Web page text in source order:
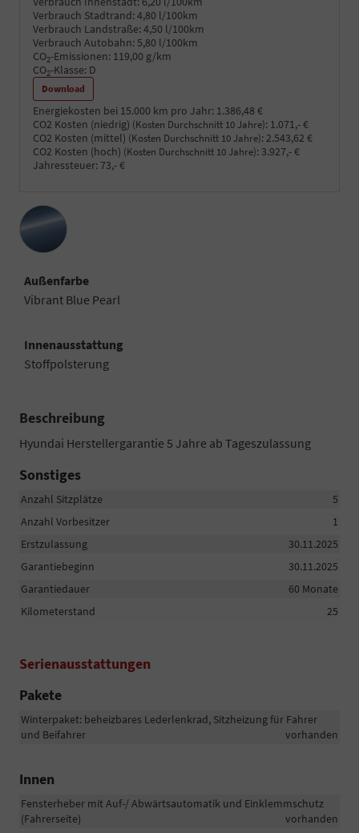
Verbrauch Stadtrand: 4,80 l/100km
Verbrauch Landstraße: 4,50 l/100km
Verbrauch Autobahn: 5,80 l/100km
CO2-Emissionen: 119,00 g/km
CO2-Klasse: D
Download
Energiekosten bei 15.000 km pro Jahr: 1.386,48 €
CO2 Kosten (niedrig) (Kosten Durchschnitt 10 Jahre): 1.071,- €
CO2 Kosten (mittel) (Kosten Durchschnitt 10 Jahre): 2.543,62 €
CO2 Kosten (hoch) (Kosten Durchschnitt 10 Jahre): 3.927,- €
Jahressteuer: 73,- €
Außenfarbe
Vibrant Blue Pearl
Innenausstattung
Stoffpolsterung
Beschreibung
Hyundai Herstellergarantie 5 Jahre ab Tageszulassung
Sonstiges
Anzahl Sitzplätze
5
Anzahl Vorbesitzer
1
Erstzulassung
30.11.2025
Garantiebeginn
30.11.2025
Garantiedauer
60 Monate
Kilometerstand
25
Serienausstattungen
Pakete
Winterpaket: beheizbares Lederlenkrad, Sitzheizung für Fahrer
und Beifahrer
vorhanden
Innen
Fensterheber mit Auf-/ Abwärtsautomatik und Einklemmschutz
(Fahrerseite)
vorhanden